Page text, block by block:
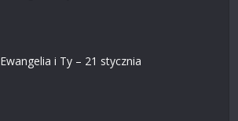
Ewangelia i Ty – 21 stycznia